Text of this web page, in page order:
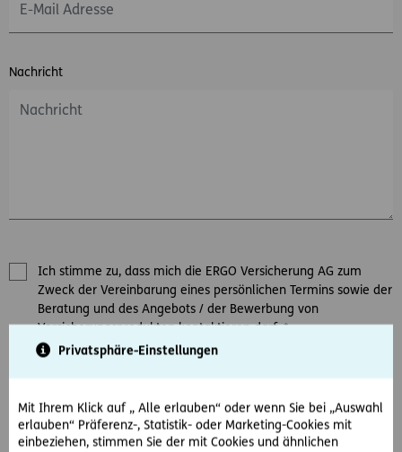
Privatsphäre-Einstellungen
Mit Ihrem Klick auf „ Alle erlauben“ oder wenn Sie bei „Auswahl
erlauben“ Präferenz-, Statistik- oder Marketing-Cookies mit
einbeziehen, stimmen Sie der mit Cookies und ähnlichen
Nachricht
Ich stimme zu, dass mich die ERGO Versicherung AG zum
Zweck der Vereinbarung eines persönlichen Termins sowie der
Beratung und des Angebots / der Bewerbung von
Versicherungsprodukten kontaktieren darf.*
Ja, ich möchte den E-Mail-Newsletter der ERGO Versicherung
AG erhalten und damit über Produkte und Aktionen des
Unternehmens informiert werden.